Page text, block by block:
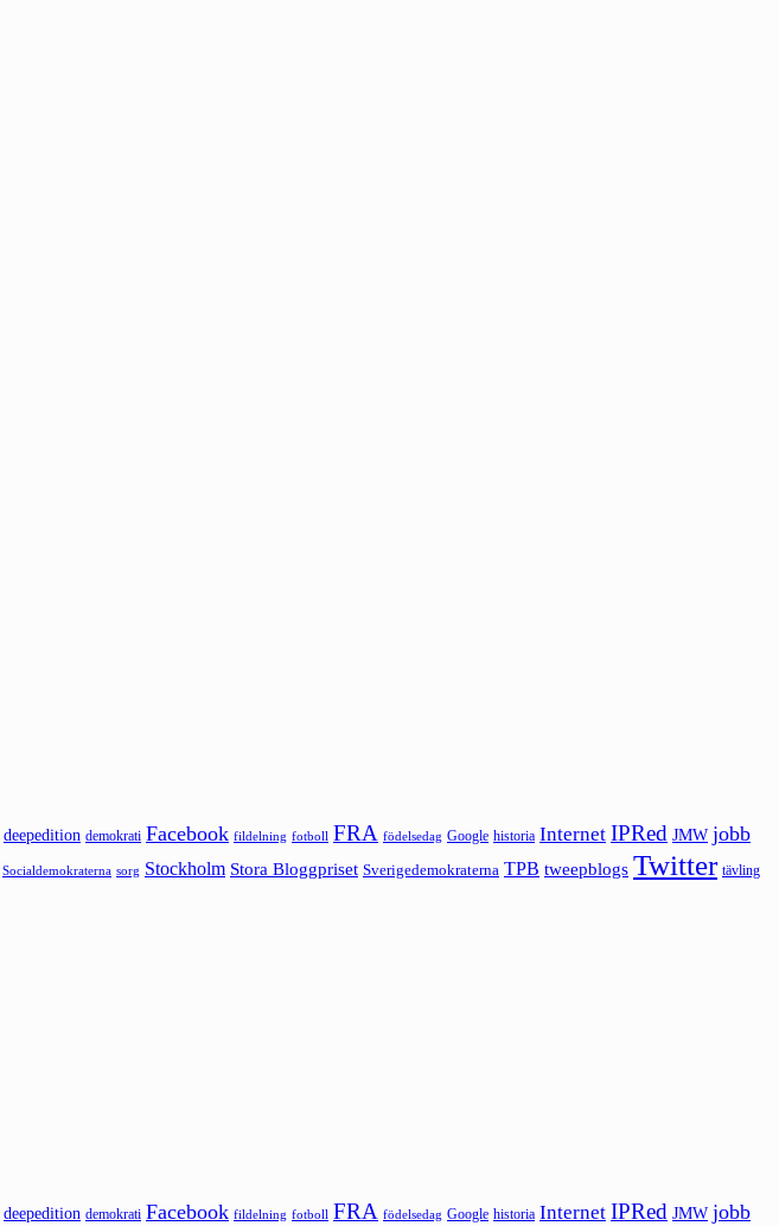
deepedition demokrati Facebook fildelning fotboll FRA födelsedag Google historia Internet IPRed JMW jobb
Socialdemokraterna sorg Stockholm Stora Bloggpriset Sverigedemokraterna TPB tweepblogs Twitter tävling
deepedition demokrati Facebook fildelning fotboll FRA födelsedag Google historia Internet IPRed JMW jobb